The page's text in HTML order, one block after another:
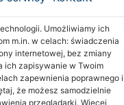
Umożliwiamy ich
m.in. w celach: świadczenia
internetowej, bez zmiany
ich zapisywanie w Twoim
zapewnienia poprawnego i
że możesz samodzielnie
przeglądarki. Więcej